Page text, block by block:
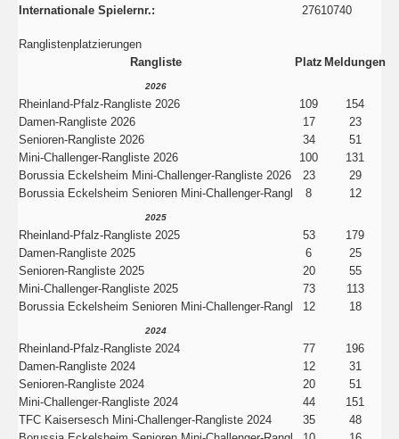
Internationale Spielernr.:
27610740
Ranglistenplatzierungen
Rangliste
Platz Meldungen
2026
Rheinland-Pfalz-Rangliste 2026 109
154
Damen-Rangliste 2026
17
23
Senioren-Rangliste 2026
34
51
Mini-Challenger-Rangliste 2026
100
131
Borussia Eckelsheim Mini-Challenger-Rangliste 2026
23
29
Borussia Eckelsheim Senioren Mini-Challenger-Rangl
8 12
2025
Rheinland-Pfalz-Rangliste 2025 53
179
Damen-Rangliste 2025
6
25
Senioren-Rangliste 2025
20
55
Mini-Challenger-Rangliste 2025
73
113
Borussia Eckelsheim Senioren Mini-Challenger-Rangl
12 18
2024
Rheinland-Pfalz-Rangliste 2024 77
196
Damen-Rangliste 2024
12
31
Senioren-Rangliste 2024
20
51
Mini-Challenger-Rangliste 2024
44
151
TFC Kaisersesch Mini-Challenger-Rangliste 2024
35
48